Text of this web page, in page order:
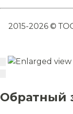
2015-2026 ©
Обратный